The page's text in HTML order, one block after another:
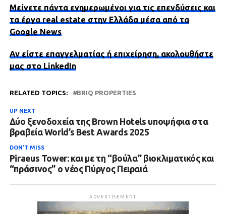
Μείνετε πάντα ενημερωμένοι για τις επενδύσεις και
τα έργα real estate στην Ελλάδα μέσα από τα
Google News
Αν είστε επαγγελματίας ή επιχείρηση, ακολουθήστε
μας στο LinkedIn
RELATED TOPICS: BRIQ PROPERTIES
UP NEXT
Δύο ξενοδοχεία της Brown Hotels υποψήφια στα
βραβεία World’s Best Awards 2025
DON'T MISS
Piraeus Tower: και με τη “βούλα” βιοκλιματικός και
“πράσινος” ο νέος Πύργος Πειραιά
ADVERTISEMENT